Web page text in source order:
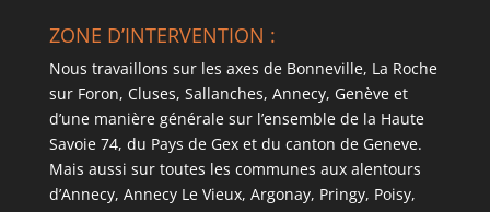
ZONE D’INTERVENTION :
Nous travaillons sur les axes de Bonneville, La Roche
sur Foron, Cluses, Sallanches, Annecy, Genève et
d’une manière générale sur l’ensemble de la Haute
Savoie 74, du Pays de Gex et du canton de Geneve.
Mais aussi sur toutes les communes aux alentours
d’Annecy, Annecy Le Vieux, Argonay, Pringy, Poisy,